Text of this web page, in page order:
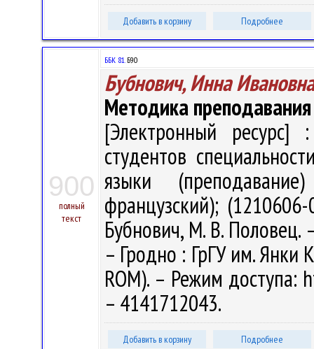
Добавить в корзину Подробнее
900
полный
текст
ББК 81.Б90
Бубнович, Инна Ивановна
Методика
[Электронный ресурс]
студентов
языки
французский);
Бубнович, М. В. Половец.
– Гродно : ГрГУ им. Янки
ROM). – Режим доступа:
– 4141712043.
Добавить в корзину Подробнее